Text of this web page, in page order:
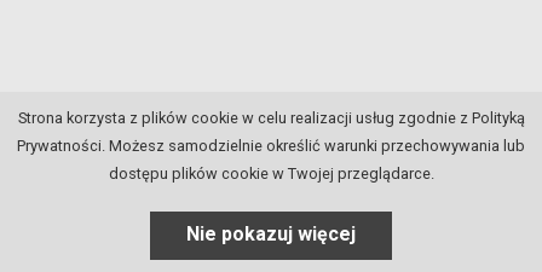
Strona korzysta z plików cookie w celu realizacji usług zgodnie z Polityką
Prywatności. Możesz samodzielnie określić warunki przechowywania lub
dostępu plików cookie w Twojej przeglądarce.
Nie pokazuj więcej